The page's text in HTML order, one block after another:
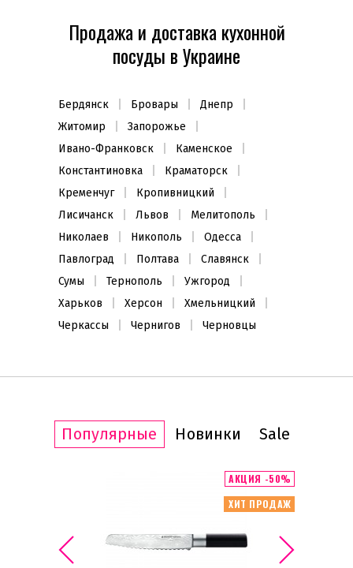
Продажа и доставка кухонной
посуды в Украине
Бердянск Бровары
Днепр
Житомир
Запорожье
Ивано-Франковск
Каменское
Константиновка
Краматорск
Кременчуг
Кропивницкий
Лисичанск
Львов
Мелитополь
Николаев
Никополь
Одесса
Павлоград
Полтава
Славянск
Сумы
Тернополь
Ужгород
Харьков
Херсон
Хмельницкий
Черкассы
Чернигов Черновцы
Популярные Новинки Sale
ХИТ ПРОДАЖ
АКЦИЯ -50%